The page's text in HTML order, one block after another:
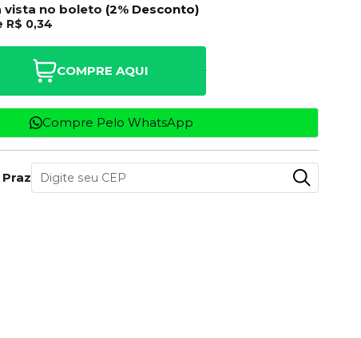
vista no boleto (2% Desconto)
R$ 0,34
COMPRE AQUI
Compre Pelo WhatsApp